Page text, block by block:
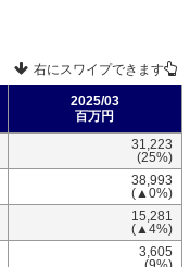
右にスワイプできます
2025/03
百万円
31,223
(25%)
38,993
(▲0%)
15,281
(▲4%)
3,605